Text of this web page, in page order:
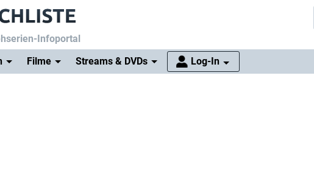
Infoportal
Filme Streams & DVDs Log-In